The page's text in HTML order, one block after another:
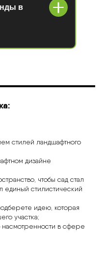
в
стилей ландшафтного
дизайне
чтобы сад стал
единый стилистический
идею, которая
участка;
в сфере